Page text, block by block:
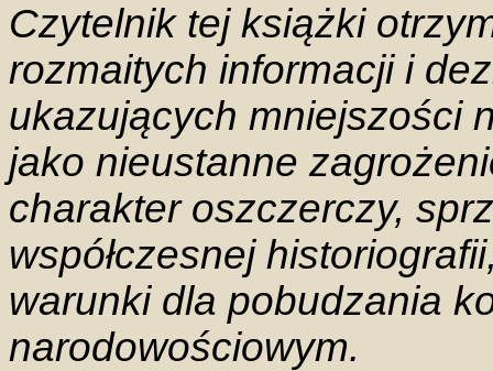
Czytelnik tej książki
rozmaitych informacji i
ukazujących mniejszości
jako nieustanne
charakter oszczerczy,
współczesnej
warunki dla pobudzania
narodowościowym.